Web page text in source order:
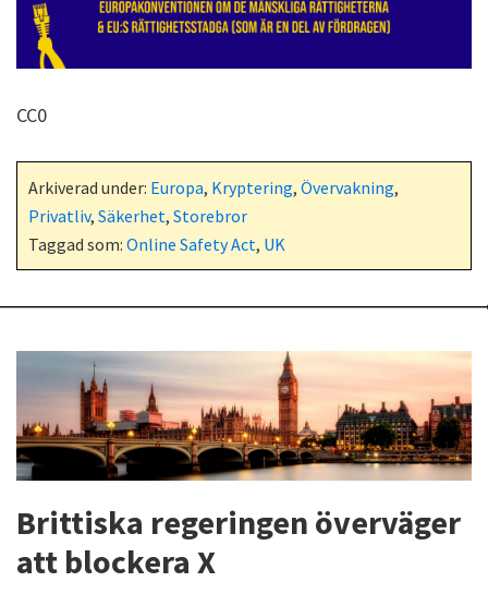
CC0
Arkiverad under: Europa, Kryptering, Övervakning,
Privatliv, Säkerhet, Storebror
Taggad som: Online Safety Act, UK
Brittiska regeringen överväger
att blockera X